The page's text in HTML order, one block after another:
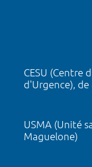
CESU (Centre
d'Urgence),
USMA (Unité
Maguelone)